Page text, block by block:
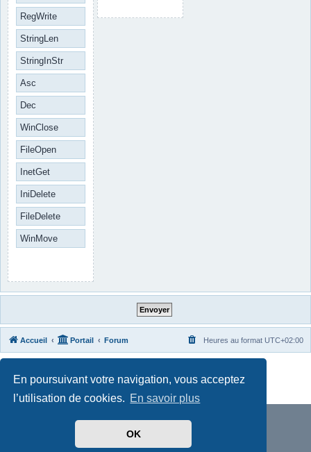
En poursuivant votre navigation, vous acceptez
l’utilisation de cookies. En savoir plus
OK
RegWrite
StringLen
StringInStr
Asc
Dec
WinClose
FileOpen
InetGet
IniDelete
FileDelete
WinMove
Accueil Portail Forum Heures au format UTC+02:00
Traduit parphpBB-fr.com